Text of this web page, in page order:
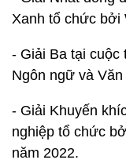
Xanh tổ chức bởi
- Giải Ba tại
Ngôn ngữ và
- Giải Khuyến
nghiệp tổ chức
năm 2022.